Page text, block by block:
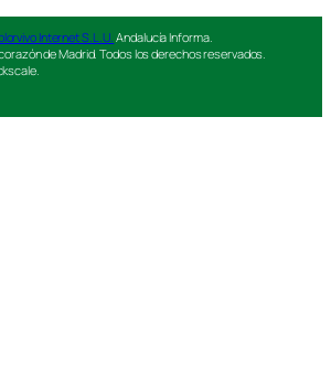
Internet S.L.U. Andalucía Informa.
de Madrid. Todos los derechos reservados.